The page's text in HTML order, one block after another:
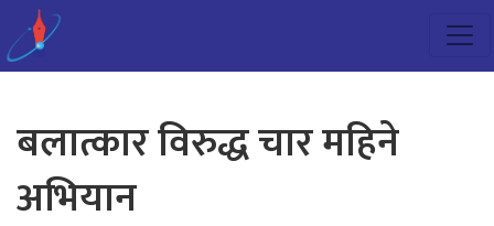
बलात्कार विरुद्ध चार महिने
अभियान